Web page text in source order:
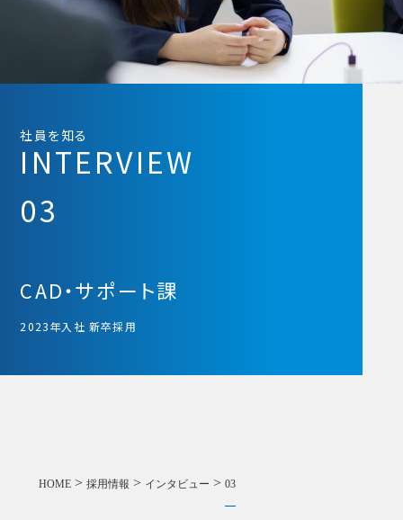
社員を知る
INTERVIEW
03
CAD・サポート課
2023年入社 新卒採用
HOME> 採用情報 > インタビュー > 03